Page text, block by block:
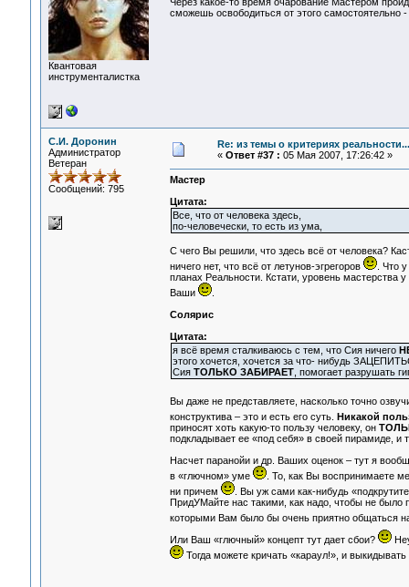
Квантовая
инструменталистка
сможешь освободиться от этого самостоятельно
С.И. Доронин
Администратор
Ветеран
Сообщений: 795
Re: из темы о критериях реальности...
« Ответ #37 : 05 Мая 2007, 17:26:42 »
Мастер
Цитата:
Все, что от человека здесь,
по-человечески, то есть из ума,
С чего Вы решили, что здесь всё от человека?
ничего нет, что всё от летунов-эгрегоров
. Что
планах Реальности. Кстати, уровень
Ваши
.
Солярис
Цитата:
я всё время сталкиваюсь с тем, что Сия ничего
этого хочется, хочется за что- нибудь
Сия ТОЛЬКО ЗАБИРАЕТ, помогает разрушать
Вы даже не представляете, насколько точно
конструктива – это и есть его суть.
Никакой
приносят хоть какую-то пользу человеку, он
подкладывает ее «под себя» в своей пирамиде, и
Насчет паранойи и др. Ваших оценок – тут я
в «глючном» уме
. То, как Вы воспринимаете
ни причем
. Вы уж сами как-нибудь
ПридУМайте нас такими, как надо, чтобы не
которыми Вам было бы очень приятно общаться
Или Ваш «глючный» концепт тут дает сбои?
Тогда можете кричать «караул!», и